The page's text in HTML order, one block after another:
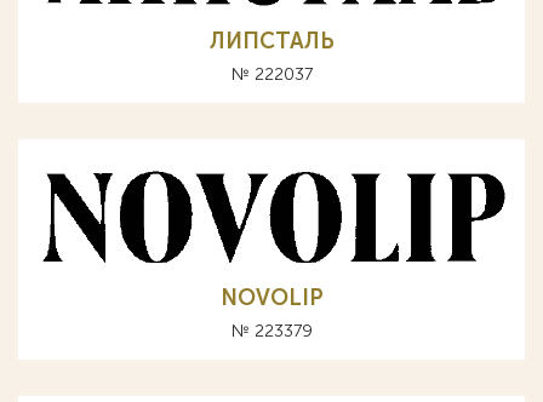
ЛИПСТАЛЬ
№ 222037
NOVOLIP
№ 223379